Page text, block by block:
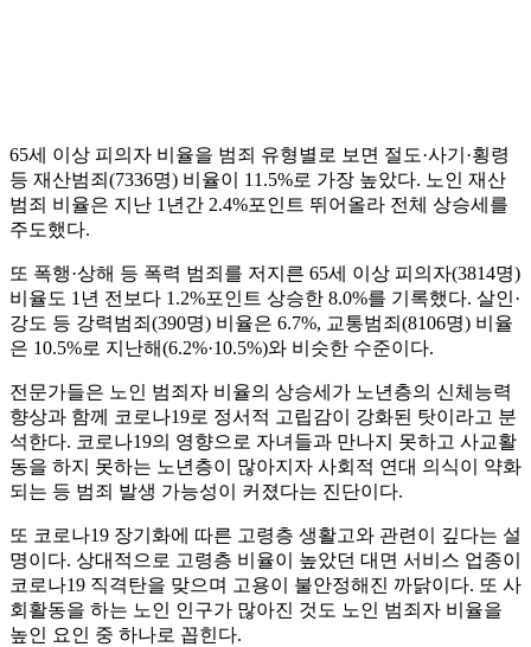
65세 이상 피의자 비율을 범죄 유형별로 보면 절도·사기·횡령
등 재산범죄(7336명) 비율이 11.5%로 가장 높았다. 노인 재산
범죄 비율은 지난 1년간 2.4%포인트 뛰어올라 전체 상승세를
주도했다.
또 폭행·상해 등 폭력 범죄를 저지른 65세 이상 피의자(3814명)
비율도 1년 전보다 1.2%포인트 상승한 8.0%를 기록했다. 살인·
강도 등 강력범죄(390명) 비율은 6.7%, 교통범죄(8106명) 비율
은 10.5%로 지난해(6.2%·10.5%)와 비슷한 수준이다.
전문가들은 노인 범죄자 비율의 상승세가 노년층의 신체능력
향상과 함께 코로나19로 정서적 고립감이 강화된 탓이라고 분
석한다. 코로나19의 영향으로 자녀들과 만나지 못하고 사교활
동을 하지 못하는 노년층이 많아지자 사회적 연대 의식이 약화
되는 등 범죄 발생 가능성이 커졌다는 진단이다.
또 코로나19 장기화에 따른 고령층 생활고와 관련이 깊다는 설
명이다. 상대적으로 고령층 비율이 높았던 대면 서비스 업종이
코로나19 직격탄을 맞으며 고용이 불안정해진 까닭이다. 또 사
회활동을 하는 노인 인구가 많아진 것도 노인 범죄자 비율을
높인 요인 중 하나로 꼽힌다.